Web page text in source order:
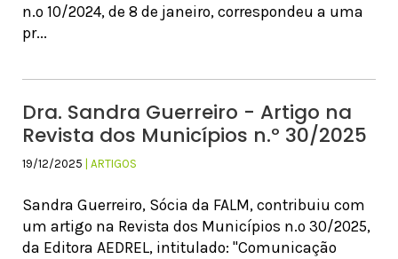
n.º 10/2024, de 8 de janeiro, correspondeu a uma
pr...
Dra. Sandra Guerreiro - Artigo na
Revista dos Municípios n.º 30/2025
19/12/2025 | ARTIGOS
Sandra Guerreiro, Sócia da FALM, contribuiu com
um artigo na Revista dos Municípios n.º 30/2025,
da Editora AEDREL, intitulado: "Comunicação